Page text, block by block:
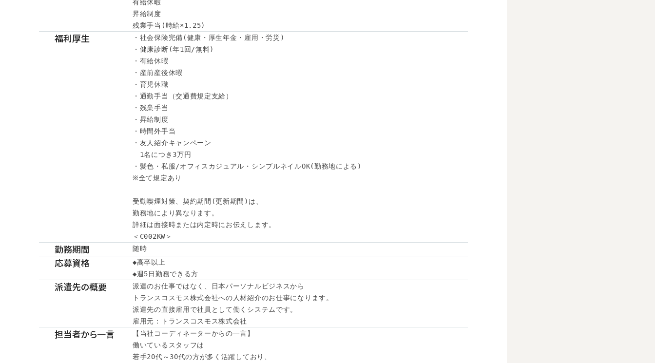
有給休暇
昇給制度
残業手当(時給×1.25)
福利厚生
・社会保険完備(健康・厚生年金・雇用・労災)
・健康診断(年1回/無料)
・有給休暇
・産前産後休暇
・育児休職
・通勤手当（交通費規定支給）
・残業手当
・昇給制度
・時間外手当
・友人紹介キャンペーン
1名につき3万円
・髪色・私服/オフィスカジュアル・シンプルネイルOK(勤務地による)
※全て規定あり
受動喫煙対策、契約期間(更新期間)は、
勤務地により異なります。
詳細は面接時または内定時にお伝えします。
＜C002KW＞
勤務期間 随時
応募資格
◆高卒以上
◆週5日勤務できる方
派遣先の概要
派遣のお仕事ではなく、日本パーソナルビジネスから
トランスコスモス株式会社への人材紹介のお仕事になります。
派遣先の直接雇用で社員として働くシステムです。
雇用元：トランスコスモス株式会社
担当者から一言
【当社コーディネーターからの一言】
働いているスタッフは
若手20代～30代の方が多く活躍しており、